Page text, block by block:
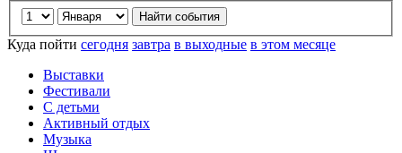
Куда пойти сегодня завтра в выходные в этом месяце
Выставки
Фестивали
С детьми
Активный отдых
Музыка